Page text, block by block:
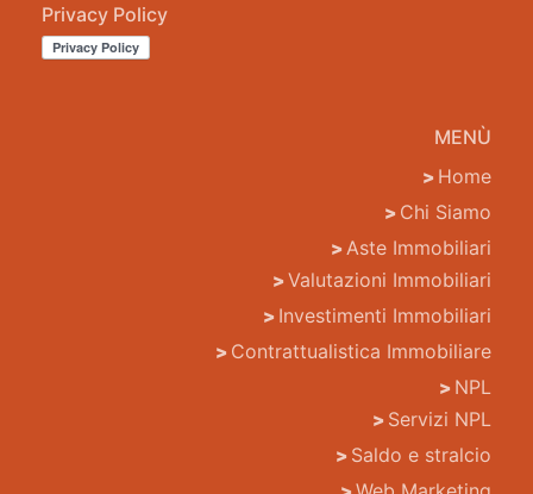
Privacy Policy
MENÙ
Home
Chi Siamo
Aste Immobiliari
Valutazioni Immobiliari
Investimenti Immobiliari
Contrattualistica Immobiliare
NPL
Servizi NPL
Saldo e stralcio